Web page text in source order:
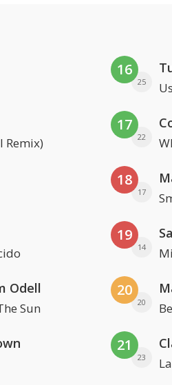
Remix)
Odell
Sun
16
25
17
22
18
17
19
14
20
20
21
23